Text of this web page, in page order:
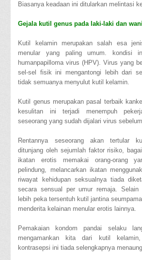
Biasanya keadaan ini ditularkan melintasi
Gejala kutil genus pada laki-laki dan
Kutil kelamin merupakan salah esa
menular yang paling umum. kondisi
humanpapilloma virus (HPV). Virus yang
sel-sel fisik ini mengantongi lebih dari
tidak semuanya menyulut kutil kelamin.
Kutil genus merupakan pasal terbaik
kesulitan ini terjadi menempuh
seseorang yang sudah dijalari virus
Rentannya seseorang akan tertular
ditunjang oleh sejumlah faktor risiko,
ikatan erotis memakai orang-orang
pelindung, melancarkan ikatan
riwayat kehidupan seksualnya tiada
secara sensual per umur remaja. Selain
lebih peka tersentuh kutil jantina
menderita kelainan menular erotis lainnya.
Pemakaian kondom pandai selaku
mengamankan kita dari kutil
kontrasepsi ini tiada selengkapnya